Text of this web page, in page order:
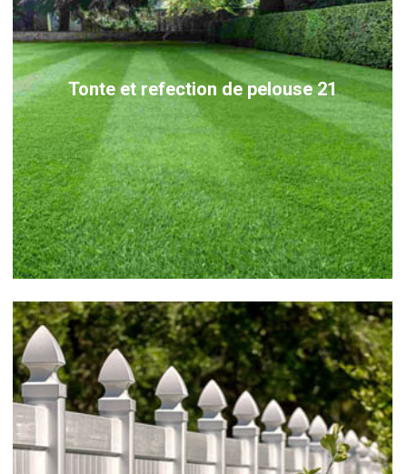
Tonte et refection de pelouse 21